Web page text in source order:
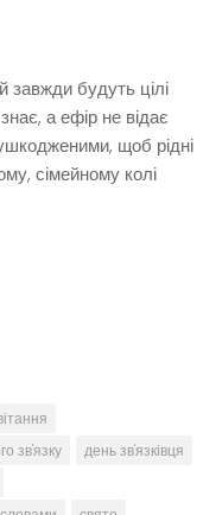
завжди будуть цілі
а ефір не відає
щоб рідні
сімейному колі
зв'язку
день зв'язківця